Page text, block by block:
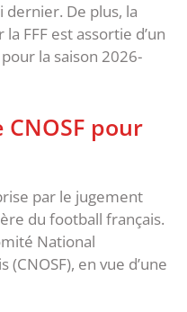
dernier. De plus, la
FFF est assortie d’un
la saison 2026-
pour
par le jugement
du football français.
National
en vue d’une